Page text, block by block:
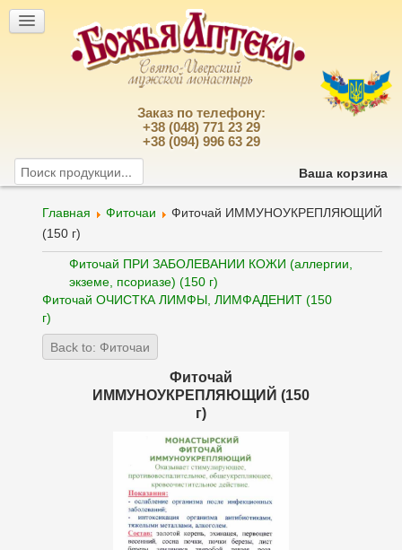
Заказ по телефону:
+38 (048) 771 23 29
+38 (094) 996 63 29
Ваша корзина
Главная Фиточаи
Фиточай ИММУНОУКРЕПЛЯЮЩИЙ
(150 г)
Фиточай ПРИ ЗАБОЛЕВАНИИ КОЖИ (аллергии,
экземе, псориазе) (150 г)
Фиточай ОЧИСТКА ЛИМФЫ, ЛИМФАДЕНИТ (150
г)
Back to: Фиточаи
Фиточай
ИММУНОУКРЕПЛЯЮЩИЙ (150
г)